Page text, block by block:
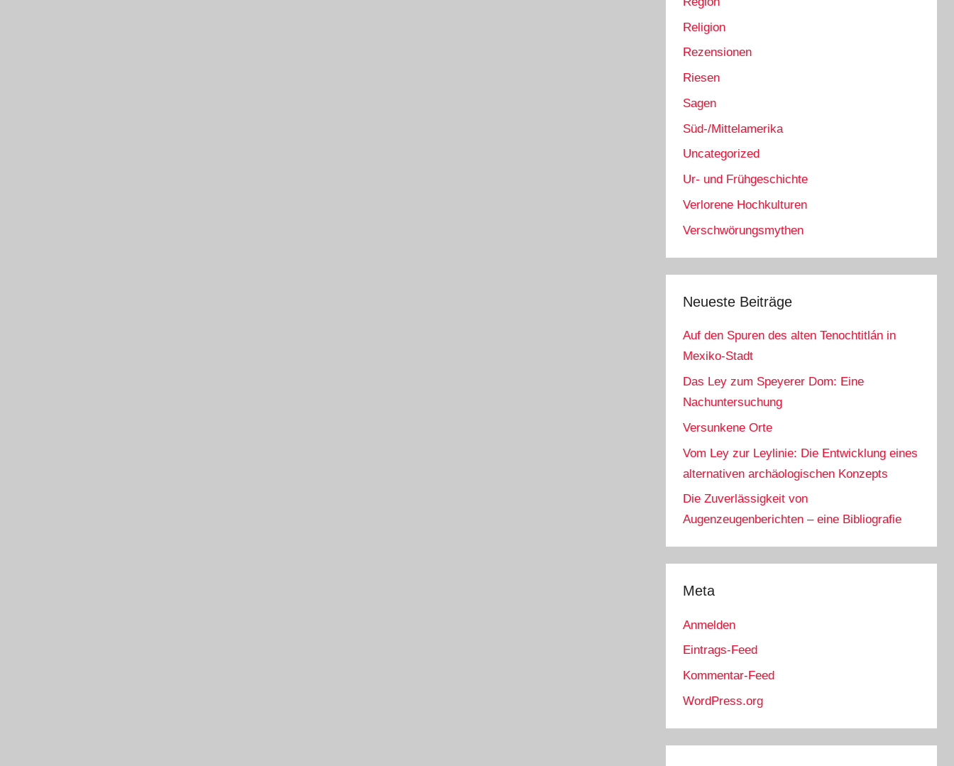
Religion
Rezensionen
Riesen
Sagen
Süd-/Mittelamerika
Uncategorized
Ur- und Frühgeschichte
Verlorene Hochkulturen
Verschwörungsmythen
Neueste Beiträge
Auf den Spuren des alten Tenochtitlán in
Mexiko-Stadt
Das Ley zum Speyerer Dom: Eine
Nachuntersuchung
Versunkene Orte
Vom Ley zur Leylinie: Die Entwicklung eines
alternativen archäologischen Konzepts
Die Zuverlässigkeit von
Augenzeugenberichten – eine Bibliografie
Meta
Anmelden
Eintrags-Feed
Kommentar-Feed
WordPress.org